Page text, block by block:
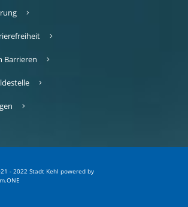
Barrieren
- 2022 Stadt Kehl powered by